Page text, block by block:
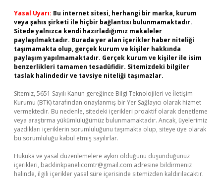
Yasal Uyarı: Bu internet sitesi, herhangi bir marka, kurum
veya şahıs şirketi ile hiçbir bağlantısı bulunmamaktadır.
Sitede yalnızca kendi hazırladığımız makaleler
paylaşılmaktadır. Burada yer alan içerikler haber niteliği
taşımamakta olup, gerçek kurum ve kişiler hakkında
paylaşım yapılmamaktadır. Gerçek kurum ve kişiler ile isim
benzerlikleri tamamen tesadüfidir. Sitemizdeki bilgiler
taslak halindedir ve tavsiye niteliği taşımazlar.
Sitemiz, 5651 Sayılı Kanun gereğince Bilgi Teknolojileri ve İletişim
Kurumu (BTK) tarafından onaylanmış bir Yer Sağlayıcı olarak hizmet
vermektedir. Bu nedenle, sitedeki içerikleri proaktif olarak denetleme
veya araştırma yükümlülüğümüz bulunmamaktadır. Ancak, üyelerimiz
yazdıkları içeriklerin sorumluluğunu taşımakta olup, siteye üye olarak
bu sorumluluğu kabul etmiş sayılırlar.
Hukuka ve yasal düzenlemelere aykırı olduğunu düşündüğünüz
içerikleri, backlinkpanelicomtr@gmail.com adresine bildirmeniz
halinde, ilgili içerikler yasal süre içerisinde sitemizden kaldırılacaktır.